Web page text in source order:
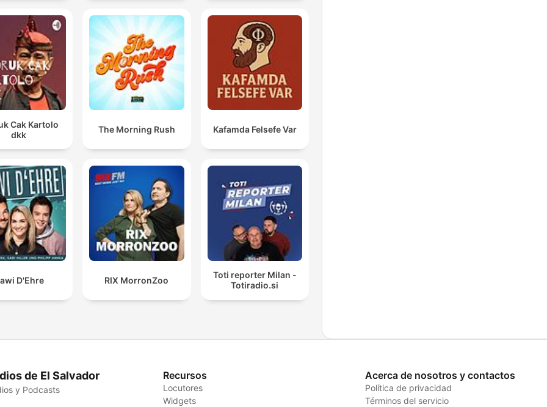
Cak Kartolo
dkk
The Morning Rush Kafamda Felsefe Var
D'Ehre RIX MorronZoo
Toti reporter Milan -
Totiradio.si
de El Salvador
y Podcasts
Recursos
Locutores
Widgets
Acerca de nosotros y contactos
Política de privacidad
Términos del servicio